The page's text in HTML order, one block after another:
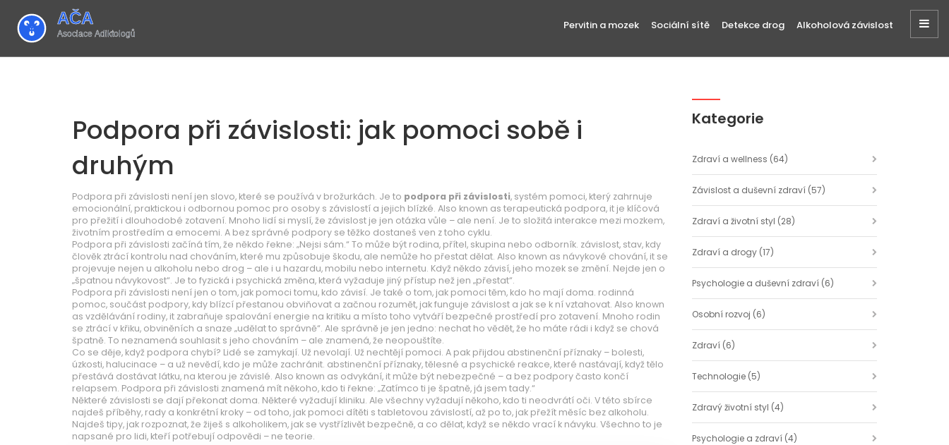
Pervitin a mozek Sociální sítě Detekce drog Alkoholová závislost
Podpora při závislosti: jak pomoci sobě i
druhým
Podpora při závislosti není jen slovo, které se používá v brožurkách. Je to podpora při závislosti, systém pomoci, který zahrnuje
emocionální, praktickou i odbornou pomoc pro osoby s závislostí a jejich blízké. Also known as terapeutická podpora, it je klíčová
pro přežití i dlouhodobé zotavení. Mnoho lidí si myslí, že závislost je jen otázka vůle – ale není. Je to složitá interakce mezi mozkem,
životním prostředím a emocemi. A bez správné podpory se těžko dostaneš ven z toho cyklu.
Podpora při závislosti začíná tím, že někdo řekne: „Nejsi sám.“ To může být rodina, přítel, skupina nebo odborník. závislost, stav, kdy
člověk ztrácí kontrolu nad chováním, které mu způsobuje škodu, ale nemůže ho přestat dělat. Also known as návykové chování, it se
projevuje nejen u alkoholu nebo drog – ale i u hazardu, mobilu nebo internetu. Když někdo závisí, jeho mozek se změní. Nejde jen o
„špatnou návykovost“. Je to fyzická i psychická změna, která vyžaduje jiný přístup než jen „přestat“.
Podpora při závislosti není jen o tom, jak pomoci tomu, kdo závisí. Je také o tom, jak pomoci těm, kdo ho mají doma. rodinná
pomoc, součást podpory, kdy blízcí přestanou obviňovat a začnou rozumět, jak funguje závislost a jak se k ní vztahovat. Also known
as vzdělávání rodiny, it zabraňuje spalování energie na kritiku a místo toho vytváří bezpečné prostředí pro zotavení. Mnoho rodin
se ztrácí v křiku, obviněních a snaze „udělat to správně“. Ale správně je jen jedno: nechat ho vědět, že ho máte rádi i když se chová
špatně. To neznamená souhlasit s jeho chováním – ale znamená, že neopouštíte.
Co se děje, když podpora chybí? Lidé se zamykají. Už nevolají. Už nechtějí pomoci. A pak přijdou abstinenční příznaky – bolesti,
úzkosti, halucinace – a už nevědí, kdo je může zachránit. abstinenční příznaky,tělesné a psychické reakce, které nastávají, když tělo
přestává dostávat látku, na kterou je závislé. Also known as odvykání, it může být nebezpečné – a bez podpory často končí
relapsem. Podpora při závislosti znamená mít někoho, kdo ti řekne: „Zatímco ti je špatně, já jsem tady.“
Některé závislosti se dají překonat doma. Některé vyžadují kliniku. Ale všechny vyžadují někoho, kdo ti neodvrátí oči. V této sbírce
najdeš příběhy, rady a konkrétní kroky – od toho, jak pomoci dítěti s tabletovou závislostí, až po to, jak přežít měsíc bez alkoholu.
Najdeš tipy, jak rozpoznat, že žiješ s alkoholikem, jak se vystřízlivět bezpečně, a co dělat, když se někdo vrací k návyku. Všechno to je
napsané pro lidi, kteří potřebují odpovědi – ne teorie.
Kategorie
Zdraví a wellness (64)
Závislost a duševní zdraví (57)
Zdraví a životní styl (28)
Zdraví a drogy (17)
Psychologie a duševní zdraví (6)
Osobní rozvoj (6)
Zdraví (6)
Technologie (5)
Zdravý životní styl (4)
Psychologie a zdraví (4)